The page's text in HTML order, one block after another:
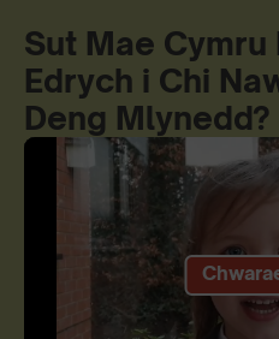
Sut Mae Cymru
Edrych i Chi
Deng Mlynedd?